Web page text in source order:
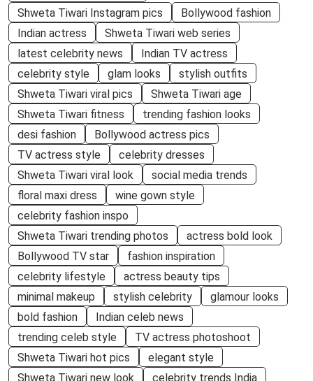
Shweta Tiwari Instagram pics
Bollywood fashion
Indian actress
Shweta Tiwari web series
latest celebrity news
Indian TV actress
celebrity style
glam looks
stylish outfits
Shweta Tiwari viral pics
Shweta Tiwari age
Shweta Tiwari fitness
trending fashion looks
desi fashion
Bollywood actress pics
TV actress style
celebrity dresses
Shweta Tiwari viral look
social media trends
floral maxi dress
wine gown style
celebrity fashion inspo
Shweta Tiwari trending photos
actress bold look
Bollywood TV star
fashion inspiration
celebrity lifestyle
actress beauty tips
minimal makeup
stylish celebrity
glamour looks
bold fashion
Indian celeb news
trending celeb style
TV actress photoshoot
Shweta Tiwari hot pics
elegant style
Shweta Tiwari new look
celebrity trends India